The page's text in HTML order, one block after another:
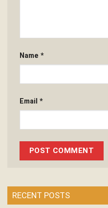
Name *
Email *
RECENT POSTS